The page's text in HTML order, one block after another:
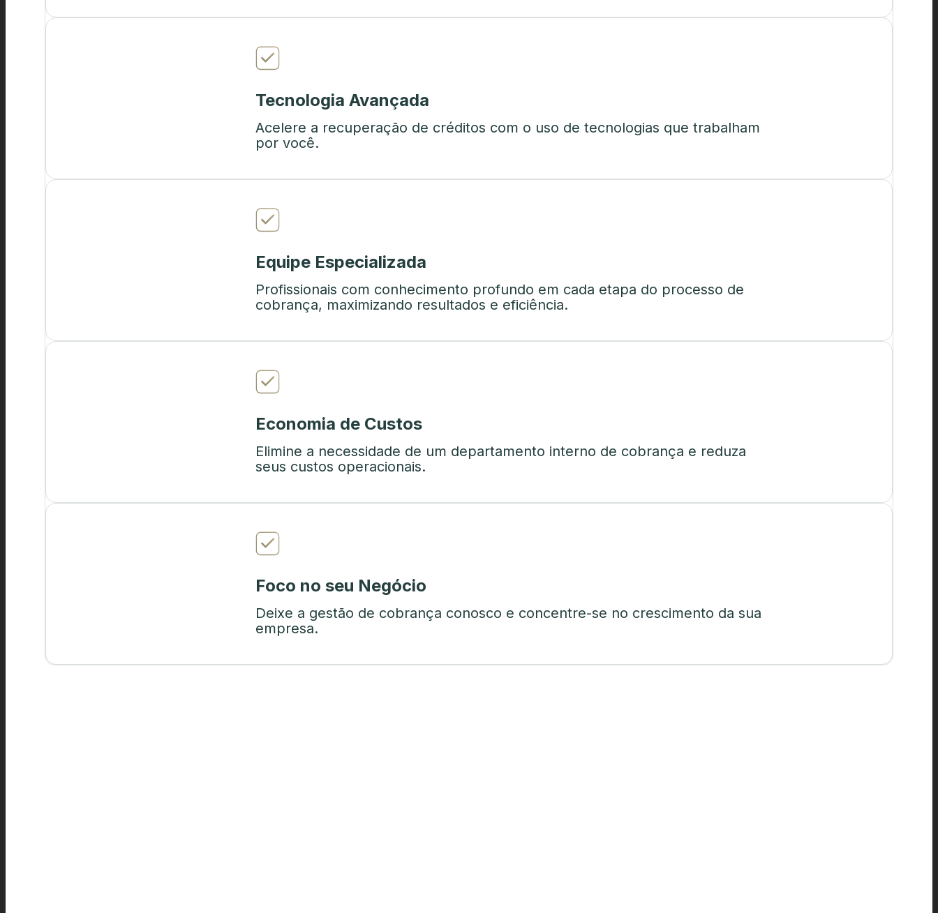
Tecnologia Avançada
Acelere a recuperação de créditos com o uso de tecnologias que trabalham
por você.
Equipe Especializada
Profissionais com conhecimento profundo em cada etapa do processo de
cobrança, maximizando resultados e eficiência.
Economia de Custos
Elimine a necessidade de um departamento interno de cobrança e reduza
seus custos operacionais.
Foco no seu Negócio
Deixe a gestão de cobrança conosco e concentre-se no crescimento da sua
empresa.